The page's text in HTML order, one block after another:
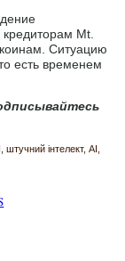
Mt.
Ситуацию
есть временем
штучний інтелект AI